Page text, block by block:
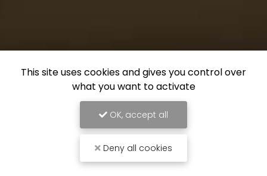
This site uses cookies and gives you control over
what you want to activate
OK, accept all
Deny all cookies